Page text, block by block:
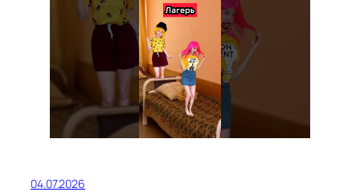
04.07.2026